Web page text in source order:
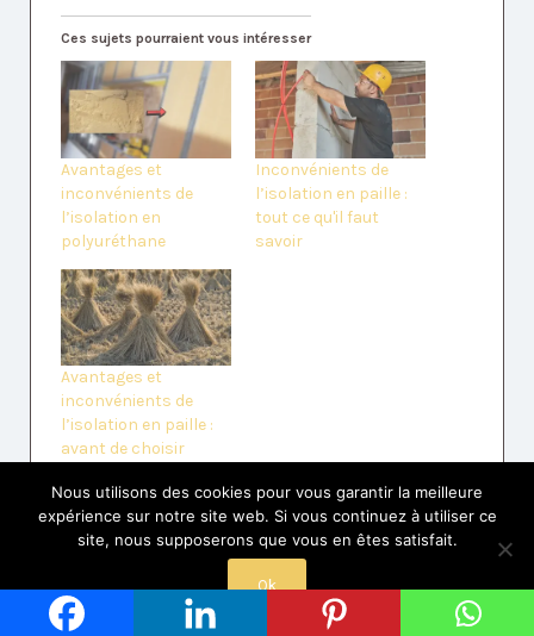
Ces sujets pourraient vous intéresser
Avantages et
inconvénients de
l’isolation en
polyuréthane
Inconvénients de
l’isolation en paille :
tout ce qu'il faut
savoir
Avantages et
inconvénients de
l’isolation en paille :
avant de choisir
Si vous avez aimé l'article, partagez-le.
Nous utilisons des cookies pour vous garantir la meilleure
expérience sur notre site web. Si vous continuez à utiliser ce
site, nous supposerons que vous en êtes satisfait.
Ok